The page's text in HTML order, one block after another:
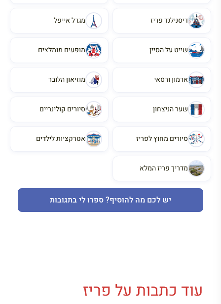
דיסנילנד פריז מגדל אייפל
שייט על הסיין מופעים מומלצים
ארמון ורסאי מוזיאון הלובר
שער הניצחון סיורים קולינריים
סיורים מחוץ לפריז אטרקציות לילדים
מדריך פריז המלא
יש לכם מה להוסיף? ספרו לי בתגובות
עוד כתבות על פריז